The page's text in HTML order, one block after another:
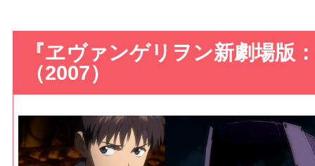
『ヱヴァンゲリヲン新劇場版
（2007）